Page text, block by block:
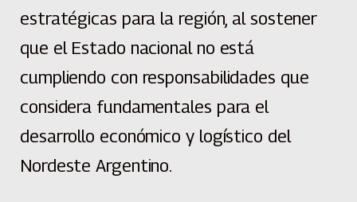
estratégicas para la región, al sostener
que el Estado nacional no está
cumpliendo con responsabilidades que
considera fundamentales para el
desarrollo económico y logístico del
Nordeste Argentino.